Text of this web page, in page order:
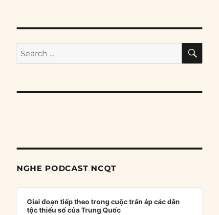
Search
for:
NGHE PODCAST NCQT
Audio
Player
Giai đoạn tiếp theo trong cuộc trấn áp các dân
tộc thiểu số của Trung Quốc